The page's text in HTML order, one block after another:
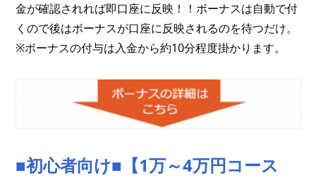
金が確認されれば即口座に反映！！ボーナスは自動で付
くので後はボーナスが口座に反映されるのを待つだけ。
※ボーナスの付与は入金から約10分程度掛かります。
■初心者向け■【1万～4万円コース